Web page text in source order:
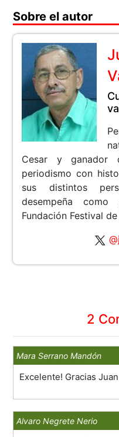
Sobre el autor
Cesar y ganador
periodismo con
sus distintos
desempeña
Fundación Festival
2
Mara Serrano Mandón
Excelente! Gracias
Alvaro Negrete Nerio